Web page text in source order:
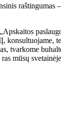
raš­tin­gu­mas
kon­sul­tuo­ja­me,
tvar­ko­me
mū­sų